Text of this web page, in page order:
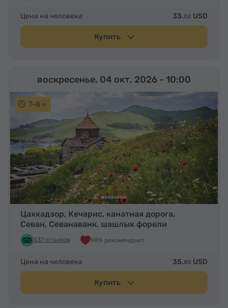
Цена на человека 33.02 USD
Купить
7-8 ч
Цахкадзор, Кечарис, канатная дорога,
Севан, Севанаванк, шашлык форели
537 отзывов 98% рекомендуют
воскресенье, 04 окт, 2026 - 10:00
Цена на человека 35.80 USD
Купить